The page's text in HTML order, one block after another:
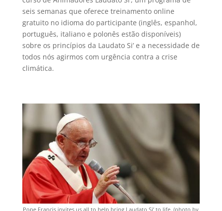
seis semanas que oferece treinamento online
gratuito no idioma do participante (inglês, espanhol,
português, italiano e polonês estão disponíveis)
sobre os princípios da Laudato Si’ e a necessidade de
todos nós agirmos com urgência contra a crise
climática.
Pope Francis invites us all to help bring Laudato Si’ to life. (photo by